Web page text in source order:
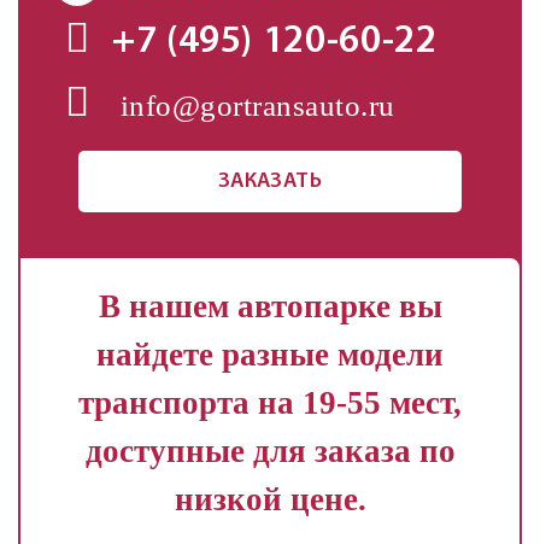
+7 (495) 120-60-22
info@gortransauto.ru
ЗАКАЗАТЬ
В нашем автопарке вы
найдете разные модели
транспорта на 19-55 мест,
доступные для заказа по
низкой цене.